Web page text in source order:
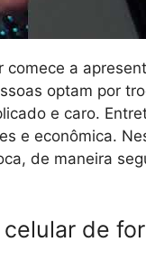
a
optam por
e caro.
e econômica.
de maneira
de